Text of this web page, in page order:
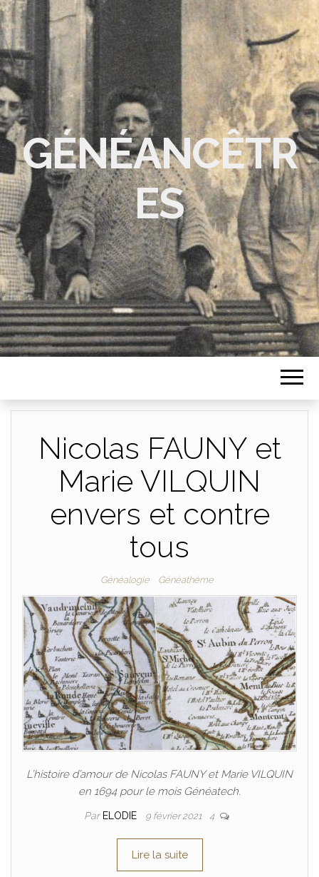
GÉNÉANCÊTR
ES
Nicolas FAUNY et
Marie VILQUIN
envers et contre
tous
Généalogie Généathème
L’histoire d’amour de Nicolas FAUNY et Marie VILQUIN
en 1694 pour le mois Généatech.
Par ELODIE 9 février 2021 4
Lire la suite